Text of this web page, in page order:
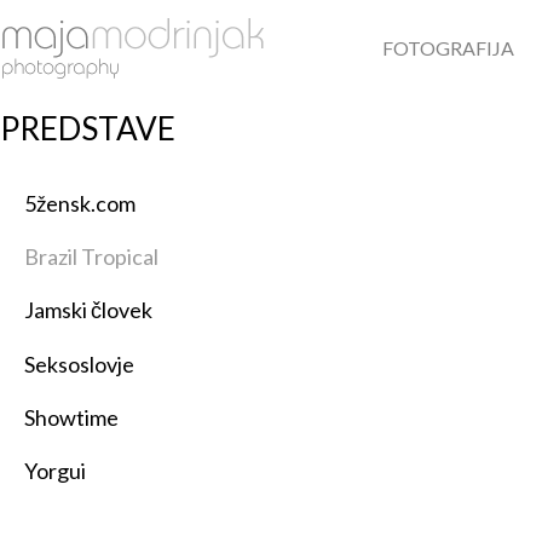
FOTOGRAFIJA
PREDSTAVE
5žensk.com
Brazil Tropical
Jamski človek
Seksoslovje
Showtime
Yorgui